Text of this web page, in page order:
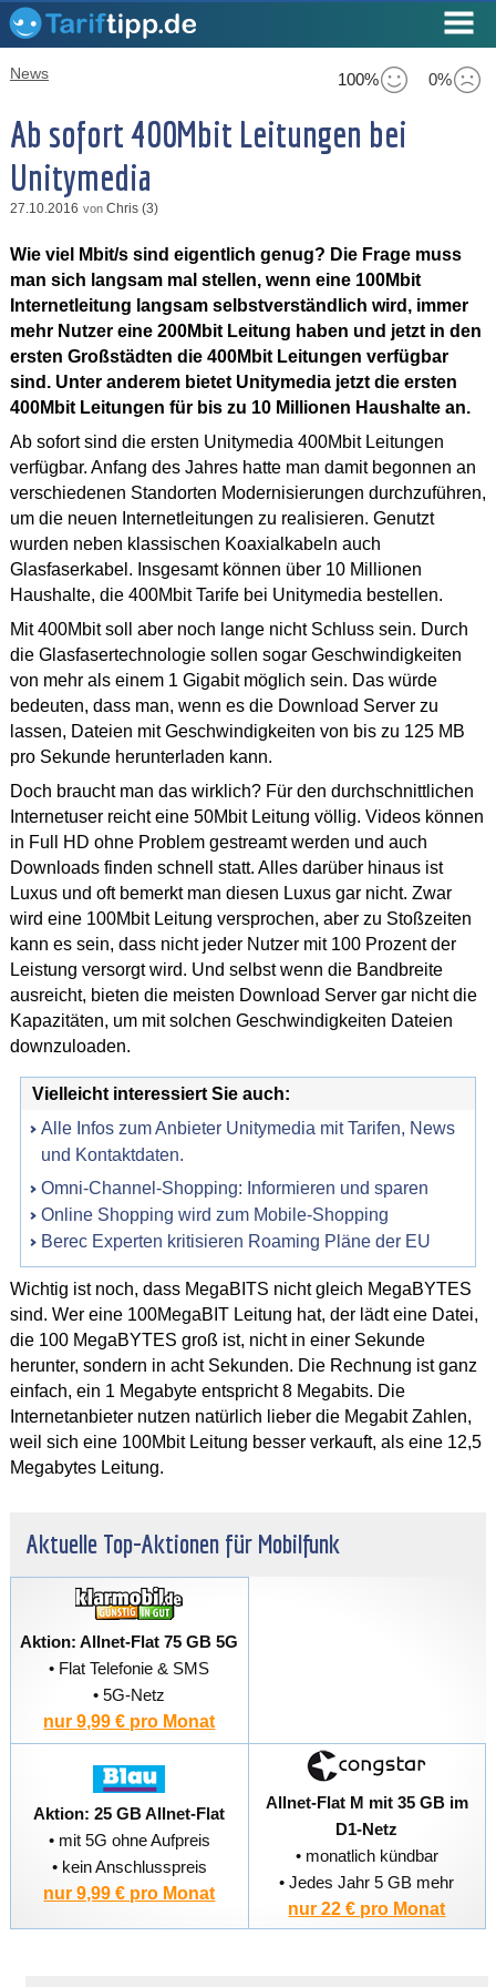
100% 0%
News
Ab sofort 400Mbit Leitungen bei
Unitymedia
27.10.2016 von Chris (3)
Wie viel Mbit/s sind eigentlich genug? Die Frage muss
man sich langsam mal stellen, wenn eine 100Mbit
Internetleitung langsam selbstverständlich wird, immer
mehr Nutzer eine 200Mbit Leitung haben und jetzt in den
ersten Großstädten die 400Mbit Leitungen verfügbar
sind. Unter anderem bietet Unitymedia jetzt die ersten
400Mbit Leitungen für bis zu 10 Millionen Haushalte an.
Ab sofort sind die ersten Unitymedia 400Mbit Leitungen
verfügbar. Anfang des Jahres hatte man damit begonnen an
verschiedenen Standorten Modernisierungen durchzuführen,
um die neuen Internetleitungen zu realisieren. Genutzt
wurden neben klassischen Koaxialkabeln auch
Glasfaserkabel. Insgesamt können über 10 Millionen
Haushalte, die 400Mbit Tarife bei Unitymedia bestellen.
Mit 400Mbit soll aber noch lange nicht Schluss sein. Durch
die Glasfasertechnologie sollen sogar Geschwindigkeiten
von mehr als einem 1 Gigabit möglich sein. Das würde
bedeuten, dass man, wenn es die Download Server zu
lassen, Dateien mit Geschwindigkeiten von bis zu 125 MB
pro Sekunde herunterladen kann.
Doch braucht man das wirklich? Für den durchschnittlichen
Internetuser reicht eine 50Mbit Leitung völlig. Videos können
in Full HD ohne Problem gestreamt werden und auch
Downloads finden schnell statt. Alles darüber hinaus ist
Luxus und oft bemerkt man diesen Luxus gar nicht. Zwar
wird eine 100Mbit Leitung versprochen, aber zu Stoßzeiten
kann es sein, dass nicht jeder Nutzer mit 100 Prozent der
Leistung versorgt wird. Und selbst wenn die Bandbreite
ausreicht, bieten die meisten Download Server gar nicht die
Kapazitäten, um mit solchen Geschwindigkeiten Dateien
downzuloaden.
Vielleicht interessiert Sie auch:
Alle Infos zum Anbieter Unitymedia mit Tarifen, News
und Kontaktdaten.
Omni-Channel-Shopping: Informieren und sparen
Online Shopping wird zum Mobile-Shopping
Berec Experten kritisieren Roaming Pläne der EU
Wichtig ist noch, dass MegaBITS nicht gleich MegaBYTES
sind. Wer eine 100MegaBIT Leitung hat, der lädt eine Datei,
die 100 MegaBYTES groß ist, nicht in einer Sekunde
herunter, sondern in acht Sekunden. Die Rechnung ist ganz
einfach, ein 1 Megabyte entspricht 8 Megabits. Die
Internetanbieter nutzen natürlich lieber die Megabit Zahlen,
weil sich eine 100Mbit Leitung besser verkauft, als eine 12,5
Megabytes Leitung.
Aktuelle Top-Aktionen für Mobilfunk
Aktion: Allnet-Flat 75 GB 5G
• Flat Telefonie & SMS
• 5G-Netz
nur 9,99 € pro Monat
Aktion: 25 GB Allnet-Flat
• mit 5G ohne Aufpreis
• kein Anschlusspreis
nur 9,99 € pro Monat
Allnet-Flat M mit 35 GB im
D1-Netz
• monatlich kündbar
• Jedes Jahr 5 GB mehr
nur 22 € pro Monat